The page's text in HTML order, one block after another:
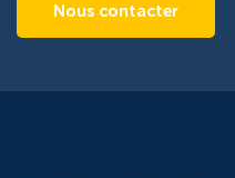
Nous contacter